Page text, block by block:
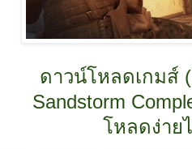
ดาวน์โหลดเกมส์
Sandstorm
โหลดง่าย